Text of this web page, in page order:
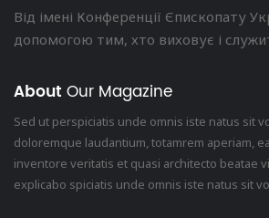
Від імені Конференції Єпископату
допомогою тим, хто виховує і
About Our Magazine
Sed ut perspiciatis unde omnis iste natus sit
doloremque laudantium, totamrem aperiam,
inventore veritatis et quasi architecto beatae
explicabo spiciatis unde omnis iste natus sit